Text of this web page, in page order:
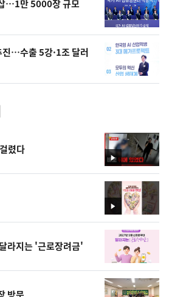
…1만 5000장 규모
진…수출 5강·1조 달러
영
상
렸다
영
상
라지는 '근로장려금'